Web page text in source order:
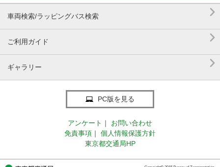
車両検索/ラッピングバス検索 
ご利用ガイド 
ギャラリー 
PC版を見る
アンケート ｜
お問い合わせ
免責事項 ｜
個人情報保護方針
東京都交通局HP